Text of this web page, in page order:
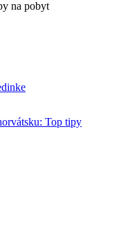
Top tipy